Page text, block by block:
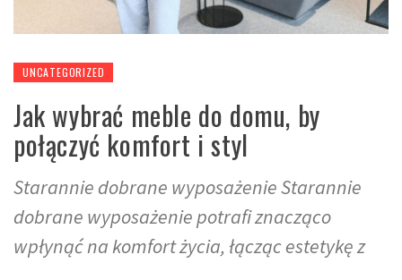
UNCATEGORIZED
Jak wybrać meble do domu, by
połączyć komfort i styl
Starannie dobrane wyposażenie Starannie
dobrane wyposażenie potrafi znacząco
wpłynąć na komfort życia, łącząc estetykę z